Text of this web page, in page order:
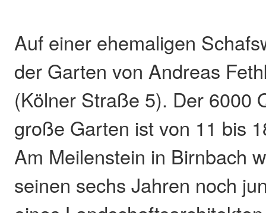
Auf einer ehemaligen
der Garten von Andreas
(Kölner Straße 5). Der 6000
große Garten ist von 11 bis
Am Meilenstein in Birnbach
seinen sechs Jahren noch